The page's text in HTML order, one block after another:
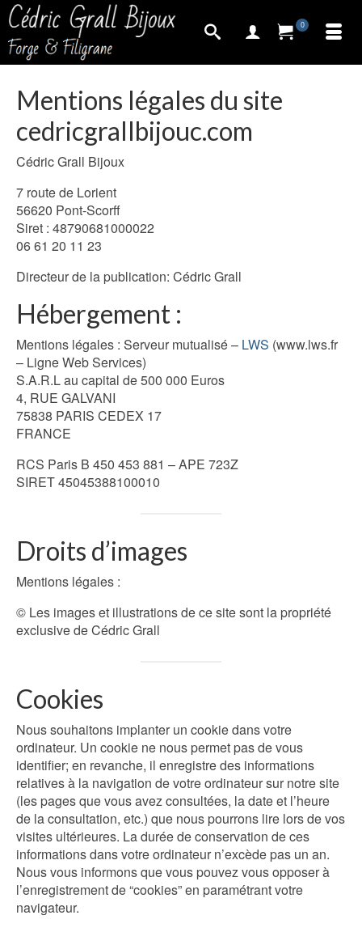
0
Mentions légales du site
cedricgrallbijouc.com
Cédric Grall Bijoux
7 route de Lorient
56620 Pont-Scorff
Siret : 48790681000022
06 61 20 11 23
Directeur de la publication: Cédric Grall
Hébergement :
Mentions légales : Serveur mutualisé – LWS (www.lws.fr
– Ligne Web Services)
S.A.R.L au capital de 500 000 Euros
4, RUE GALVANI
75838 PARIS CEDEX 17
FRANCE
RCS Paris B 450 453 881 – APE 723Z
SIRET 45045388100010
Droits d’images
Mentions légales :
© Les images et illustrations de ce site sont la propriété
exclusive de Cédric Grall
Cookies
Nous souhaitons implanter un cookie dans votre
ordinateur. Un cookie ne nous permet pas de vous
identifier; en revanche, il enregistre des informations
relatives à la navigation de votre ordinateur sur notre site
(les pages que vous avez consultées, la date et l’heure
de la consultation, etc.) que nous pourrons lire lors de vos
visites ultérieures. La durée de conservation de ces
informations dans votre ordinateur n’excède pas un an.
Nous vous informons que vous pouvez vous opposer à
l’enregistrement de “cookies” en paramétrant votre
navigateur.